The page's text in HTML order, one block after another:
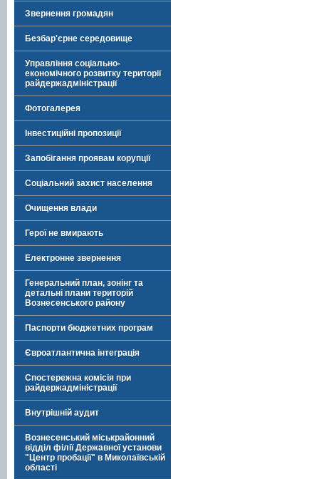
Звернення громадян
Безбар'єрне середовище
Управління соціально-
економічного розвитку території
райдержадміністрації
Фотогалерея
Інвестиційні пропозиції
Запобігання проявам корупції
Соціальний захист населення
Очищення влади
Герої не вмирають
Електронне звернення
Генеральний план, зонінг та
детальні плани територій
Вознесенського району
Паспорти бюджетних програм
Євроатлантична інтеграція
Спостережна комісія при
райдержадміністрації
Внутрішній аудит
Вознесенський міськрайонний
відділ філії Державної установи
"Центр пробації" в Миколаївській
області